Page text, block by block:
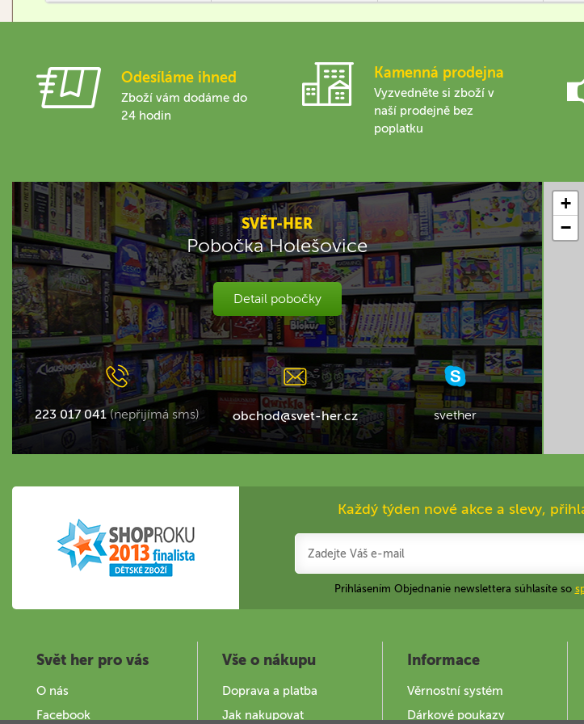
Odesíláme ihned
Zboží vám dodáme do
24 hodin
Kamenná prodejna
Vyzvedněte si zboží v
naší prodejně bez
poplatku
SVĚT-HER
Pobočka Holešovice
Detail pobočky
223 017 041 (nepřijímá sms) obchod@svet-her.cz svether
+
−
Každý týden nové akce a slevy,
Prihlásením Objednanie newslettera súhlasíte so
Svět her pro vás
O nás
Facebook
Vše o nákupu
Doprava a platba
Jak nakupovat
Informace
Věrnostní systém
Dárkové poukazy